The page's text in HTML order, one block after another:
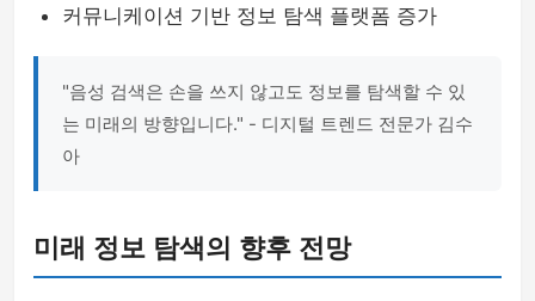
커뮤니케이션 기반 정보 탐색 플랫폼 증가
"음성 검색은 손을 쓰지 않고도 정보를 탐색할 수 있
는 미래의 방향입니다." - 디지털 트렌드 전문가 김수
아
미래 정보 탐색의 향후 전망